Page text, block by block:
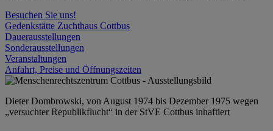
Besuchen Sie uns!
Gedenkstätte Zuchthaus Cottbus
Dauerausstellungen
Sonderausstellungen
Veranstaltungen
Anfahrt, Preise und Öffnungszeiten
Dieter Dombrowski, von August 1974 bis Dezember 1975 wegen
„versuchter Republikflucht“ in der StVE Cottbus inhaftiert